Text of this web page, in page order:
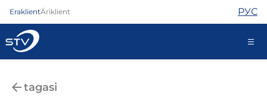
EraklientÄriklient РУС
tagasi